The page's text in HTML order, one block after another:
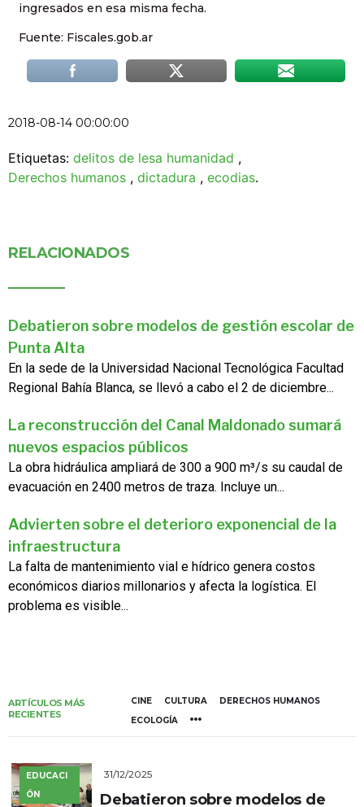
ingresados en esa misma fecha.
Fuente: Fiscales.gob.ar
2018-08-14 00:00:00
Etiquetas: delitos de lesa humanidad ,
Derechos humanos , dictadura , ecodias.
RELACIONADOS
Debatieron sobre modelos de gestión escolar de
Punta Alta
En la sede de la Universidad Nacional Tecnológica Facultad
Regional Bahía Blanca, se llevó a cabo el 2 de diciembre...
La reconstrucción del Canal Maldonado sumará
nuevos espacios públicos
La obra hidráulica ampliará de 300 a 900 m³/s su caudal de
evacuación en 2400 metros de traza. Incluye un...
Advierten sobre el deterioro exponencial de la
infraestructura
La falta de mantenimiento vial e hídrico genera costos
económicos diarios millonarios y afecta la logística. El
problema es visible...
ARTÍCULOS MÁS
RECIENTES
CINE CULTURA
DERECHOS HUMANOS
ECOLOGÍA
EDUCACI
ÓN
31/12/2025
Debatieron sobre modelos de